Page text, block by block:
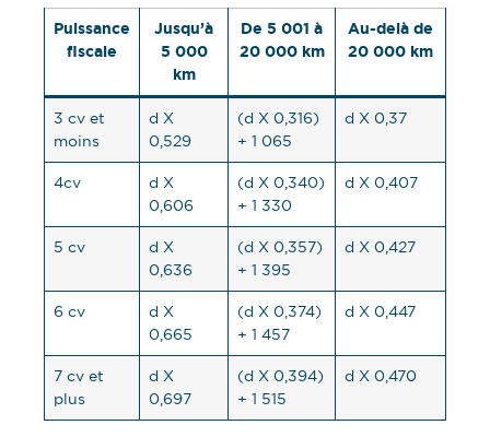
Puissance
fiscale
Jusqu’à
5 000
km
De 5 001 à
20 000 km
Au-delà de
20 000 km
3 cv et
moins
d X
0,529
(d X 0,316)
+ 1 065
d X 0,37
4cv
d X
0,606
(d X 0,340)
+ 1 330
d X 0,407
5 cv
d X
0,636
(d X 0,357)
+ 1 395
d X 0,427
6 cv
d X
0,665
(d X 0,374)
+ 1 457
d X 0,447
7 cv et
plus
d X
0,697
(d X 0,394)
+ 1 515
d X 0,470